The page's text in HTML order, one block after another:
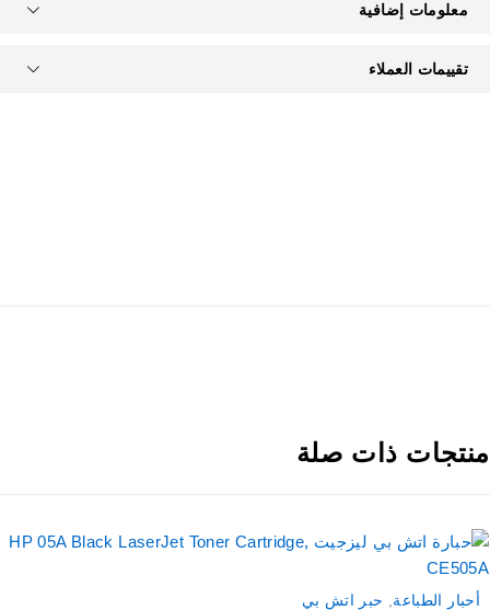
معلومات إضافية
تقييمات العملاء
ذات صلة
أحبار الطباعة, حبر اتش بي